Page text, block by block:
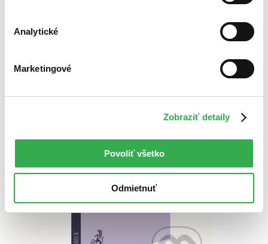
Analytické
Marketingové
Zobraziť detaily
Povoliť všetko
Odmietnuť
Zrušiť filtre
nové